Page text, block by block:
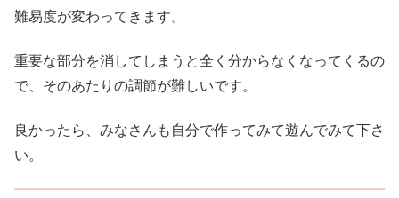
難易度が変わってきます。
重要な部分を消してしまうと全く分からなくなってくるの
で、そのあたりの調節が難しいです。
良かったら、みなさんも自分で作ってみて遊んでみて下さ
い。